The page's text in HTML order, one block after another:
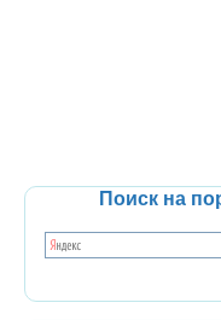
Поиск на